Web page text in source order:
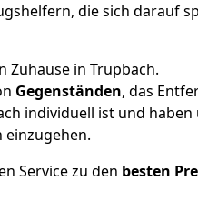
die sich darauf
Zuhause in Trupbach.
Gegenständen, das
individuell ist und
einzugehen.
Service zu den besten